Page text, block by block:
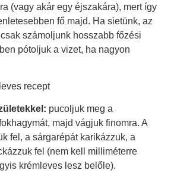
(vagy akár egy éjszakára), mert így
fő majd. Ha sietünk, az
számoljunk hosszabb főzési
pótoljuk a vizet, ha nagyon
pucoljuk meg a
majd vágjuk finomra. A
fel, a sárgarépát karikázzuk, a
fel (nem kell milliméterre
krémleves lesz belőle).